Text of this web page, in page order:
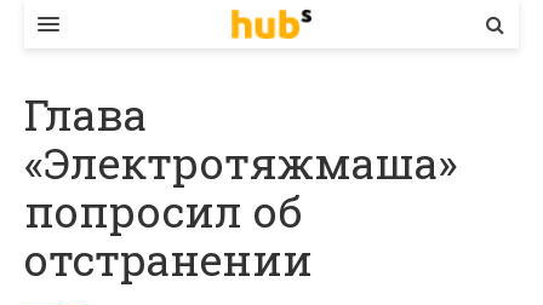
ЕКОНОМІКА
БІЗНЕС
СТАРТЕР
КОНТАКТИ
Глава
«Электротяжмаша»
попросил об
отстранении